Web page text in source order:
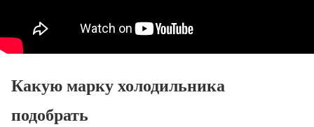
Какую марку холодильника
подобрать